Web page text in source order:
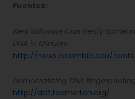
Fuentes:
New Software Can Verify
DNA in Minutes.
http://news.columbia.edu/
Democratizing DNA
http://ddf.teamerlich.org/